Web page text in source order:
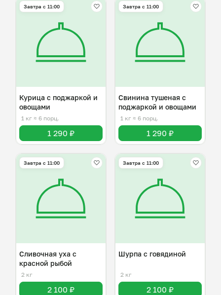
Завтра c 11:00
Курица с поджаркой и
овощами
1 кг ≈ 6 порц.
1 290 ₽
Завтра c 11:00
Свинина тушеная с
поджаркой и овощами
1 кг ≈ 6 порц.
1 290 ₽
Завтра c 11:00
Сливочная уха с
красной рыбой
2 кг
2 100 ₽
Завтра c 11:00
Шурпа с говядиной
2 кг
2 100 ₽